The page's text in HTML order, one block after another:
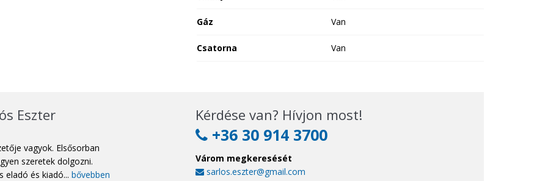
Gáz Van
Csatorna Van
Eszter
vagyok. Elsősorban
szeretek dolgozni.
eladó és kiadó... bővebben
Kérdése van? Hívjon most!
+36 30 914 3700
Várom megkeresését
sarlos.eszter@gmail.com